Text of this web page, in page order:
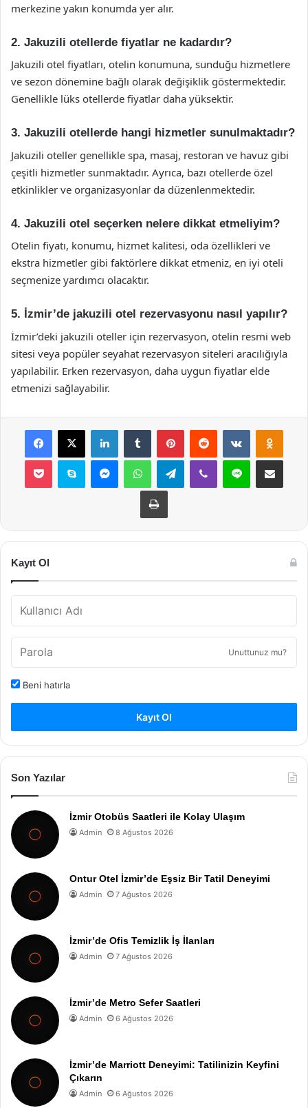
merkezine yakın konumda yer alır.
2. Jakuzili otellerde fiyatlar ne kadardır?
Jakuzili otel fiyatları, otelin konumuna, sunduğu hizmetlere
ve sezon dönemine bağlı olarak değişiklik göstermektedir.
Genellikle lüks otellerde fiyatlar daha yüksektir.
3. Jakuzili otellerde hangi hizmetler sunulmaktadır?
Jakuzili oteller genellikle spa, masaj, restoran ve havuz gibi
çeşitli hizmetler sunmaktadır. Ayrıca, bazı otellerde özel
etkinlikler ve organizasyonlar da düzenlenmektedir.
4. Jakuzili otel seçerken nelere dikkat etmeliyim?
Otelin fiyatı, konumu, hizmet kalitesi, oda özellikleri ve
ekstra hizmetler gibi faktörlere dikkat etmeniz, en iyi oteli
seçmenize yardımcı olacaktır.
5. İzmir’de jakuzili otel rezervasyonu nasıl yapılır?
İzmir’deki jakuzili oteller için rezervasyon, otelin resmi web
sitesi veya popüler seyahat rezervasyon siteleri aracılığıyla
yapılabilir. Erken rezervasyon, daha uygun fiyatlar elde
etmenizi sağlayabilir.
Facebook
X LinkedInTumblr PinterestReddit VKontakte
Pocket Skype MessengerWhatsAppTelegramViber Line E-Posta ile
Yazdır
Kayıt Ol
Unuttunuz mu?
Beni hatırla
Kayıt Ol
Son Yazılar
İzmir Otobüs Saatleri ile Kolay Ulaşım
Admin 8 Ağustos 2026
Ontur Otel İzmir’de Eşsiz Bir Tatil Deneyimi
Admin 7 Ağustos 2026
İzmir’de Ofis Temizlik İş İlanları
Admin 7 Ağustos 2026
İzmir’de Metro Sefer Saatleri
Admin 6 Ağustos 2026
İzmir’de Marriott Deneyimi: Tatilinizin Keyfini
Çıkarın
Admin 6 Ağustos 2026